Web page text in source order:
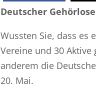
Deutscher
Wussten Sie, dass es
Vereine und 30
anderem die
20. Mai.